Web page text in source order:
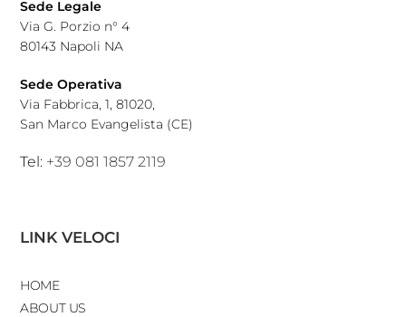
Sede Legale
Via G. Porzio n° 4
80143 Napoli NA
Sede Operativa
Via Fabbrica, 1, 81020,
San Marco Evangelista (CE)
Tel: +39 081 1857 2119
LINK VELOCI
HOME
ABOUT US